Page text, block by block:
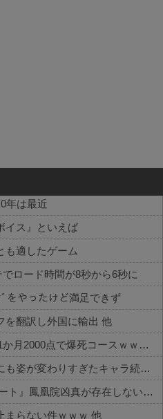
な大人の恋
年は最近
イス』といえば
も適したゲーム
ロード時間が8秒から6秒に
をやったけど満足できず
を翻訳し外国に輸出 他
FE 万紫千紅さんAmazon過去1か月2000点で爆死コースｗｗｗ 他
【衝撃】ストライクさん以外にも姿が変わりすぎたキャラ続出！？ 他
『シュタインズ・ゲート リブート』鳳凰院凶真が存在しないγ（ガンマ）世界線が追加される 他
まらない件ｗｗｗ 他